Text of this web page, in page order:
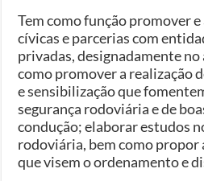
Tem como função promover
cívicas e parcerias com
privadas, designadamente
como promover a realização
e sensibilização que
segurança rodoviária e de
condução; elaborar estudos
rodoviária, bem como propor
que visem o ordenamento e